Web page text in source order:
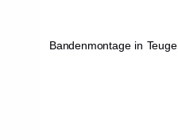
Bandenmontage in